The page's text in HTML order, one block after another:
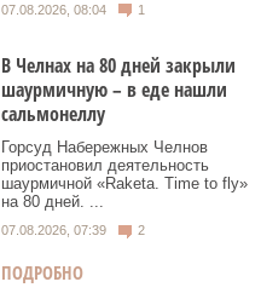
07.08.2026, 08:04 1
В Челнах на 80 дней закрыли
шаурмичную – в еде нашли
сальмонеллу
Горсуд Набережных Челнов
приостановил деятельность
шаурмичной «Raketa. Time to fly»
на 80 дней. ...
07.08.2026, 07:39 2
ПОДРОБНО